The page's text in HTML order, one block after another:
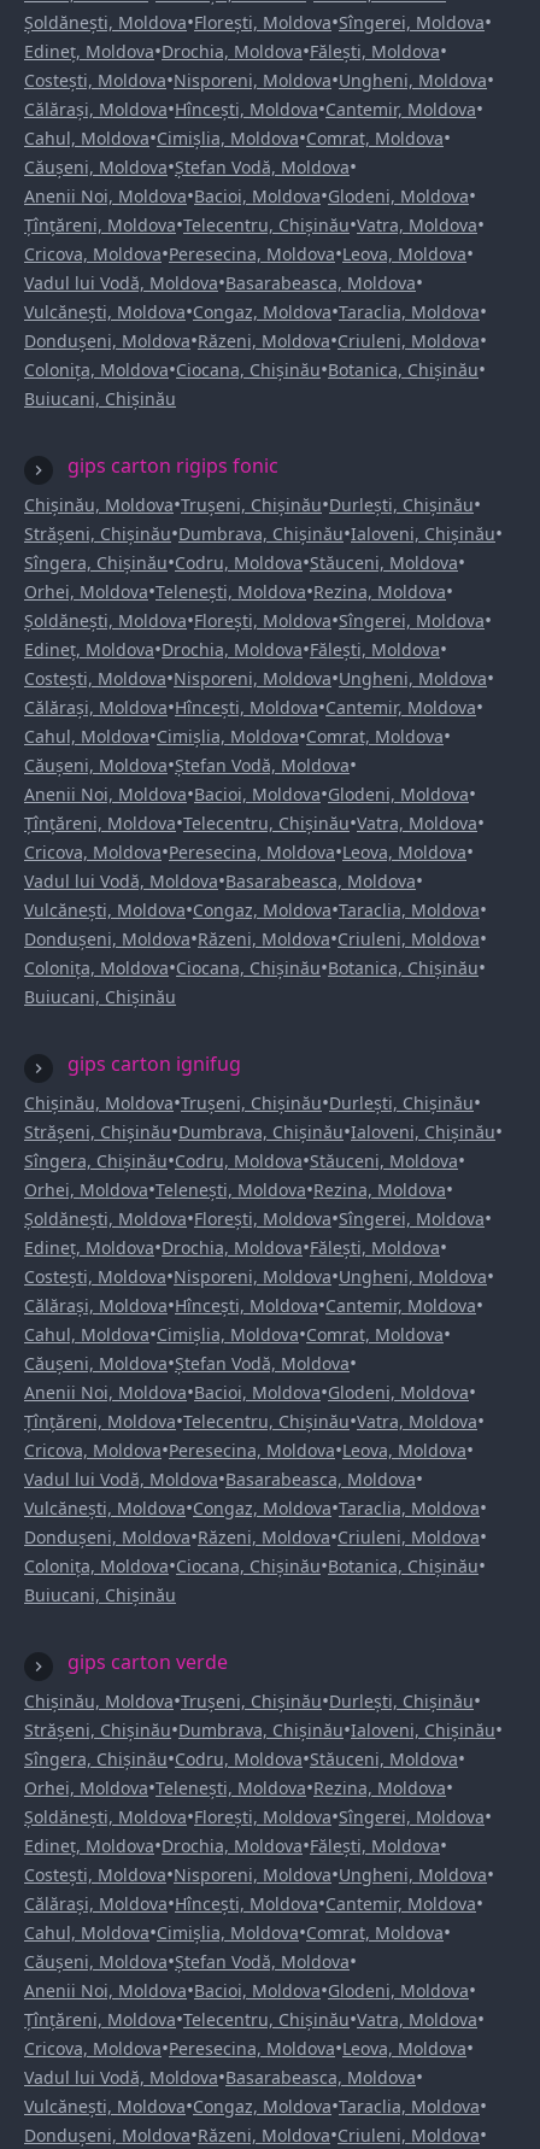
Șoldănești, Moldova•Florești, Moldova•Sîngerei, Moldova•
Edineț, Moldova•Drochia, Moldova•Fălești, Moldova•
Costești, Moldova•Nisporeni, Moldova•Ungheni, Moldova•
Călărași, Moldova•Hîncești, Moldova•Cantemir, Moldova•
Cahul, Moldova•Cimișlia, Moldova•Comrat, Moldova•
Căușeni, Moldova•Ștefan Vodă, Moldova•
Anenii Noi, Moldova•Bacioi, Moldova•Glodeni, Moldova•
Țînțăreni, Moldova•Telecentru, Chișinău•Vatra, Moldova•
Cricova, Moldova•Peresecina, Moldova•Leova, Moldova•
Vadul lui Vodă, Moldova•Basarabeasca, Moldova•
Vulcănești, Moldova•Congaz, Moldova•Taraclia, Moldova•
Dondușeni, Moldova•Răzeni, Moldova•Criuleni, Moldova•
Colonița, Moldova•Ciocana, Chișinău•Botanica, Chișinău•
Buiucani, Chișinău
gips carton rigips fonic
Chișinău, Moldova•Trușeni, Chișinău•Durlești, Chișinău•
Strășeni, Chișinău•Dumbrava, Chișinău•Ialoveni, Chișinău•
Sîngera, Chișinău•Codru, Moldova•Stăuceni, Moldova•
Orhei, Moldova•Telenești, Moldova•Rezina, Moldova•
Șoldănești, Moldova•Florești, Moldova•Sîngerei, Moldova•
Edineț, Moldova•Drochia, Moldova•Fălești, Moldova•
Costești, Moldova•Nisporeni, Moldova•Ungheni, Moldova•
Călărași, Moldova•Hîncești, Moldova•Cantemir, Moldova•
Cahul, Moldova•Cimișlia, Moldova•Comrat, Moldova•
Căușeni, Moldova•Ștefan Vodă, Moldova•
Anenii Noi, Moldova•Bacioi, Moldova•Glodeni, Moldova•
Țînțăreni, Moldova•Telecentru, Chișinău•Vatra, Moldova•
Cricova, Moldova•Peresecina, Moldova•Leova, Moldova•
Vadul lui Vodă, Moldova•Basarabeasca, Moldova•
Vulcănești, Moldova•Congaz, Moldova•Taraclia, Moldova•
Dondușeni, Moldova•Răzeni, Moldova•Criuleni, Moldova•
Colonița, Moldova•Ciocana, Chișinău•Botanica, Chișinău•
Buiucani, Chișinău
gips carton ignifug
Chișinău, Moldova•Trușeni, Chișinău•Durlești, Chișinău•
Strășeni, Chișinău•Dumbrava, Chișinău•Ialoveni, Chișinău•
Sîngera, Chișinău•Codru, Moldova•Stăuceni, Moldova•
Orhei, Moldova•Telenești, Moldova•Rezina, Moldova•
Șoldănești, Moldova•Florești, Moldova•Sîngerei, Moldova•
Edineț, Moldova•Drochia, Moldova•Fălești, Moldova•
Costești, Moldova•Nisporeni, Moldova•Ungheni, Moldova•
Călărași, Moldova•Hîncești, Moldova•Cantemir, Moldova•
Cahul, Moldova•Cimișlia, Moldova•Comrat, Moldova•
Căușeni, Moldova•Ștefan Vodă, Moldova•
Anenii Noi, Moldova•Bacioi, Moldova•Glodeni, Moldova•
Țînțăreni, Moldova•Telecentru, Chișinău•Vatra, Moldova•
Cricova, Moldova•Peresecina, Moldova•Leova, Moldova•
Vadul lui Vodă, Moldova•Basarabeasca, Moldova•
Vulcănești, Moldova•Congaz, Moldova•Taraclia, Moldova•
Dondușeni, Moldova•Răzeni, Moldova•Criuleni, Moldova•
Colonița, Moldova•Ciocana, Chișinău•Botanica, Chișinău•
Buiucani, Chișinău
gips carton verde
Chișinău, Moldova•Trușeni, Chișinău•Durlești, Chișinău•
Strășeni, Chișinău•Dumbrava, Chișinău•Ialoveni, Chișinău•
Sîngera, Chișinău•Codru, Moldova•Stăuceni, Moldova•
Orhei, Moldova•Telenești, Moldova•Rezina, Moldova•
Șoldănești, Moldova•Florești, Moldova•Sîngerei, Moldova•
Edineț, Moldova•Drochia, Moldova•Fălești, Moldova•
Costești, Moldova•Nisporeni, Moldova•Ungheni, Moldova•
Călărași, Moldova•Hîncești, Moldova•Cantemir, Moldova•
Cahul, Moldova•Cimișlia, Moldova•Comrat, Moldova•
Căușeni, Moldova•Ștefan Vodă, Moldova•
Anenii Noi, Moldova•Bacioi, Moldova•Glodeni, Moldova•
Țînțăreni, Moldova•Telecentru, Chișinău•Vatra, Moldova•
Cricova, Moldova•Peresecina, Moldova•Leova, Moldova•
Vadul lui Vodă, Moldova•Basarabeasca, Moldova•
Vulcănești, Moldova•Congaz, Moldova•Taraclia, Moldova•
Dondușeni, Moldova•Răzeni, Moldova•Criuleni, Moldova•